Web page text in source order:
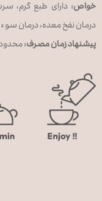
خواص: دارای طبع گرم،
درمان نفخ معده، درمان
پیشنهاد زمان مصرف: